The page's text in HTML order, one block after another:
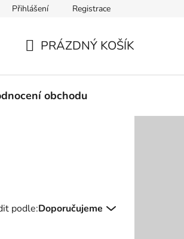
údajů
Přihlášení Registrace
KOŠÍK
PRÁZDNÝ KOŠÍK
obchodu
podle:Doporučujeme